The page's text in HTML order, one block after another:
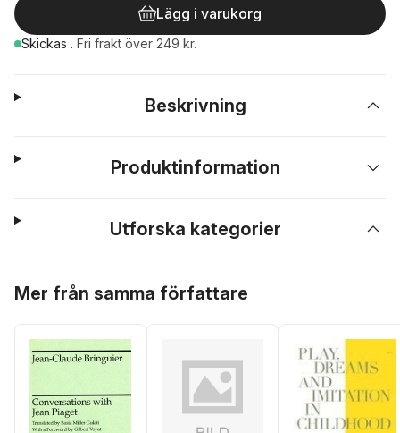
Lägg i varukorg
Skickas . Fri frakt över 249 kr.
Beskrivning
Produktinformation
Utforska kategorier
Mer från samma författare